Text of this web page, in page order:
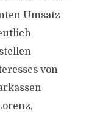
Umsatz
von